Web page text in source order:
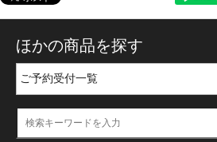
ほかの商品を探す